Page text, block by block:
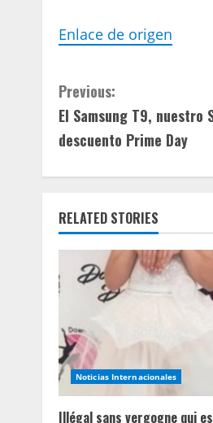
Enlace de origen
C
o
i
n
u
e
R
e
Previous:
El Samsung T9, nuestro
descuento Prime Day
RELATED STORIES
Noticias Internacionales
Illégal sans vergogne qui